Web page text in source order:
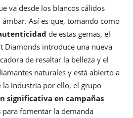
va desde los blancos cálidos
Así es que, tomando como
de estas gemas, el
Diamonds introduce una nueva
de resaltar la belleza y el
naturales y está abierto a
industria por ello, el grupo
significativa en campañas
para fomentar la demanda